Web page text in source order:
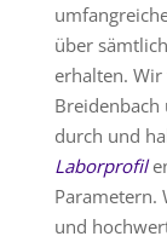
über
erhalten.
durch und
Laborprofil
Parametern.
und